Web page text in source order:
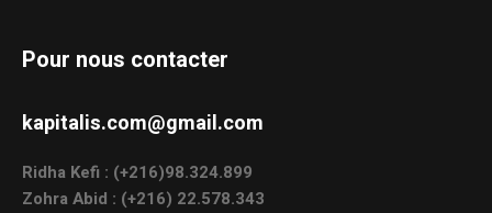
Pour nous contacter
kapitalis.com@gmail.com
Ridha Kefi : (+216)98.324.899
Zohra Abid : (+216) 22.578.343